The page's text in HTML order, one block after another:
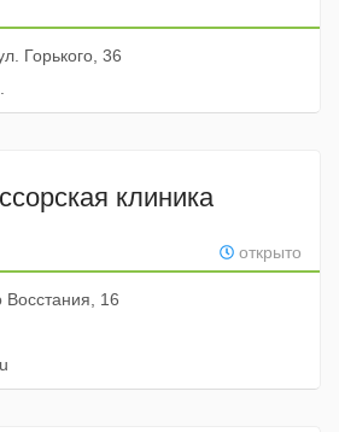
Горького, 36
клиника
открыто
Восстания, 16